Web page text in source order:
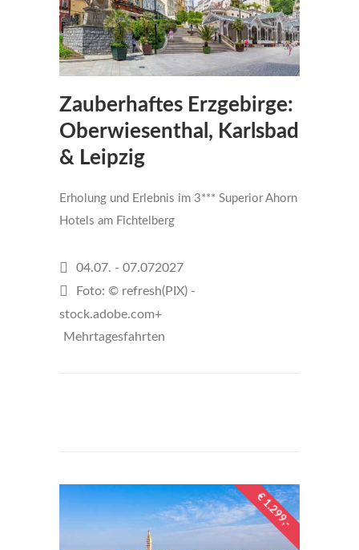
Zauberhaftes Erzgebirge:
Oberwiesenthal, Karlsbad
& Leipzig
Erholung und Erlebnis im 3*** Superior Ahorn
Hotels am Fichtelberg
04.07. - 07.072027
Foto: © refresh(PIX) -
stock.adobe.com+
Mehrtagesfahrten
€ 1.299,-